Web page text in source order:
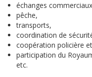
échanges
pêche,
transports,
coordination de
coopération policière
participation du
etc.